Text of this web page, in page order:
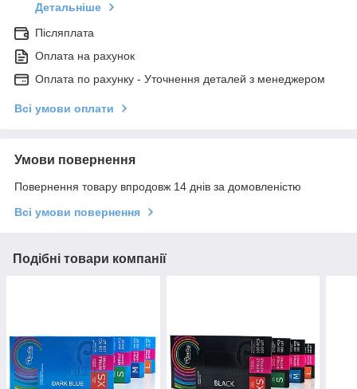
Детальніше
Післяплата
Оплата на рахунок
Оплата по рахунку - Уточнення деталей з менеджером
Всі умови оплати
Умови повернення
Повернення товару впродовж 14 днів за домовленістю
Всі умови повернення
Подібні товари компанії